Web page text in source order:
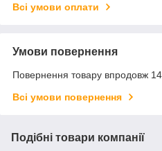
Всі умови оплати
Умови повернення
Повернення товару впродовж
Всі умови повернення
Подібні товари компанії